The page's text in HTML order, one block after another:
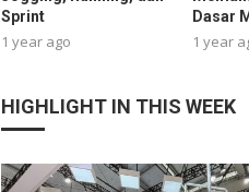
Sprint
1 year ago
Dasar
1 year
HIGHLIGHT IN THIS WEEK